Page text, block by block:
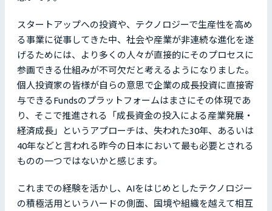
スタートアップへの投資や、テクノロジーで生産性を高め
る事業に従事してきた中、社会や産業が非連続な進化を遂
げるためには、より多くの人々が直接的にそのプロセスに
参画できる仕組みが不可欠だと考えるようになりました。
個人投資家の皆様が自らの意思で企業の成長投資に直接寄
与できるFundsのプラットフォームはまさにその体現であ
り、そこで推進される「成長資金の投入による産業発展・
経済成長」というアプローチは、失われた30年、あるいは
40年などと言われる昨今の日本において最も必要とされる
ものの一つではないかと感じます。
これまでの経験を活かし、AIをはじめとしたテクノロジー
の積極活用というハードの側面、国境や組織を越えて相互